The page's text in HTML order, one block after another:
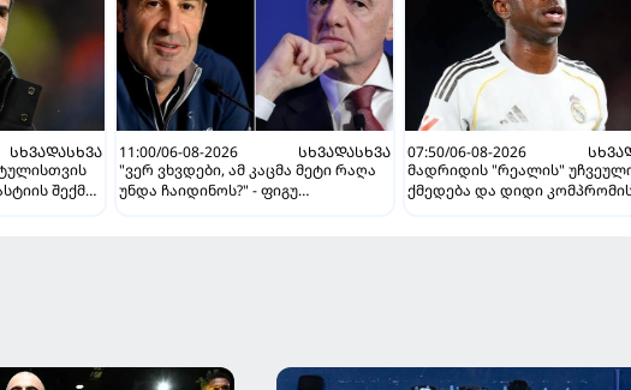
ᲡᲮᲕᲐᲓᲐᲡᲮᲕᲐ
შექმნა
11:00/06-08-2026
ᲡᲮᲕᲐᲓᲐᲡᲮᲕᲐ
"ვერ ვხვდები, ამ კაცმა მეტი რაღა
უნდა ჩაიდინოს?" - ფიგუ
07:50/06-08-2026
მადრიდის "რეალის"
ქმედება და დიდი